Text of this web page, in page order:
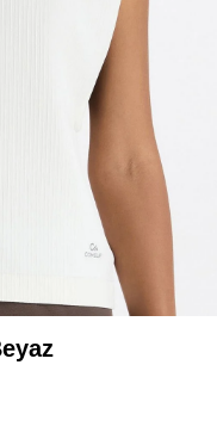
Tenis Eteği
Sporcu Atleti
Spor Body
Uzun Kollu Spor Üst